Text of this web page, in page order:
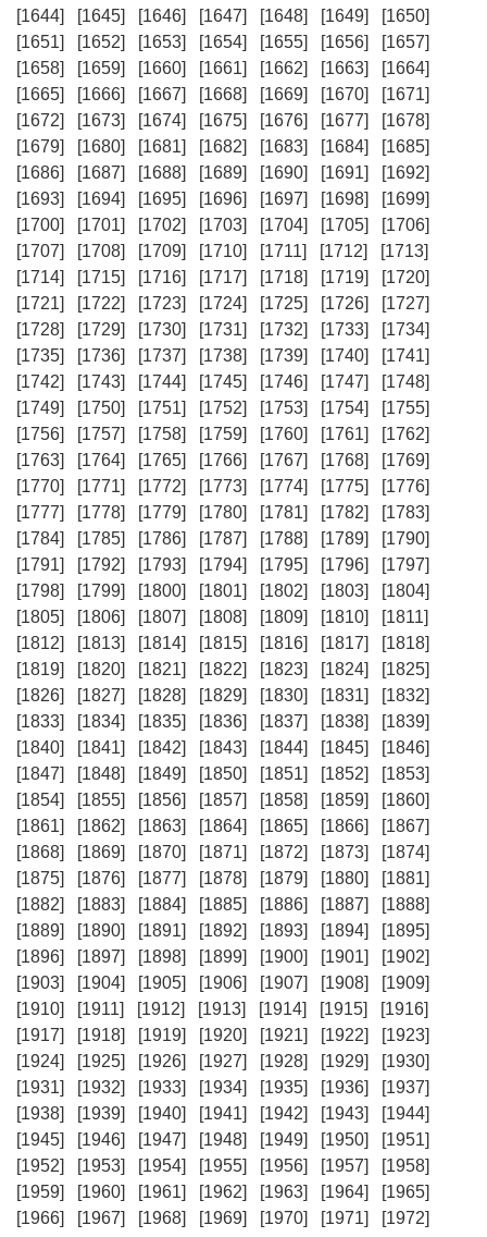
[1644]
[1645] [1646] [1647] [1648] [1649]
[1650]
[1651]
[1652] [1653] [1654] [1655] [1656]
[1657]
[1658]
[1659] [1660] [1661] [1662] [1663]
[1664]
[1665]
[1666] [1667] [1668] [1669] [1670]
[1671]
[1672]
[1673] [1674] [1675] [1676] [1677]
[1678]
[1679]
[1680] [1681] [1682] [1683] [1684]
[1685]
[1686]
[1687] [1688] [1689] [1690] [1691]
[1692]
[1693]
[1694] [1695] [1696] [1697] [1698]
[1699]
[1700]
[1701] [1702] [1703] [1704] [1705]
[1706]
[1707]
[1708] [1709] [1710] [1711] [1712]
[1713]
[1714]
[1715] [1716] [1717] [1718] [1719]
[1720]
[1721]
[1722] [1723] [1724] [1725] [1726]
[1727]
[1728]
[1729] [1730] [1731] [1732] [1733]
[1734]
[1735]
[1736] [1737] [1738] [1739] [1740]
[1741]
[1742]
[1743] [1744] [1745] [1746] [1747]
[1748]
[1749]
[1750] [1751] [1752] [1753] [1754]
[1755]
[1756]
[1757] [1758] [1759] [1760] [1761]
[1762]
[1763]
[1764] [1765] [1766] [1767] [1768]
[1769]
[1770]
[1771] [1772] [1773] [1774] [1775]
[1776]
[1777]
[1778] [1779] [1780] [1781] [1782]
[1783]
[1784]
[1785] [1786] [1787] [1788] [1789]
[1790]
[1791]
[1792] [1793] [1794] [1795] [1796]
[1797]
[1798]
[1799] [1800] [1801] [1802] [1803]
[1804]
[1805]
[1806] [1807] [1808] [1809] [1810]
[1811]
[1812]
[1813] [1814] [1815] [1816] [1817]
[1818]
[1819]
[1820] [1821] [1822] [1823] [1824]
[1825]
[1826]
[1827] [1828] [1829] [1830] [1831]
[1832]
[1833]
[1834] [1835] [1836] [1837] [1838]
[1839]
[1840]
[1841] [1842] [1843] [1844] [1845]
[1846]
[1847]
[1848] [1849] [1850] [1851] [1852]
[1853]
[1854]
[1855] [1856] [1857] [1858] [1859]
[1860]
[1861]
[1862] [1863] [1864] [1865] [1866]
[1867]
[1868]
[1869] [1870] [1871] [1872] [1873]
[1874]
[1875]
[1876] [1877] [1878] [1879] [1880]
[1881]
[1882]
[1883] [1884] [1885] [1886] [1887]
[1888]
[1889]
[1890] [1891] [1892] [1893] [1894]
[1895]
[1896]
[1897] [1898] [1899] [1900] [1901]
[1902]
[1903]
[1904] [1905] [1906] [1907] [1908]
[1909]
[1910]
[1911] [1912] [1913] [1914] [1915]
[1916]
[1917]
[1918] [1919] [1920] [1921] [1922]
[1923]
[1924]
[1925] [1926] [1927] [1928] [1929]
[1930]
[1931]
[1932] [1933] [1934] [1935] [1936]
[1937]
[1938]
[1939] [1940] [1941] [1942] [1943]
[1944]
[1945]
[1946] [1947] [1948] [1949] [1950]
[1951]
[1952]
[1953] [1954] [1955] [1956] [1957]
[1958]
[1959]
[1960] [1961] [1962] [1963] [1964]
[1965]
[1966]
[1967] [1968] [1969] [1970] [1971]
[1972]